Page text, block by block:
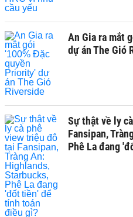
An Gia ra mắt
dự án The Gió
Sự thật về ly
Fansipan,
Phê La đang